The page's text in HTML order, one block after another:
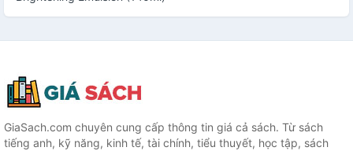
GiaSach.com chuyên cung cấp thông tin giá cả sách. Từ sách
tiếng anh, kỹ năng, kinh tế, tài chính, tiểu thuyết, học tập, sách